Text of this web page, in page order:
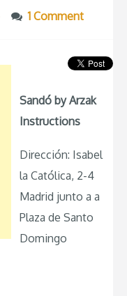
1 Comment
Sandó by Arzak
Instructions
Dirección: Isabel
la Católica, 2-4
Madrid junto a a
Plaza de Santo
Domingo